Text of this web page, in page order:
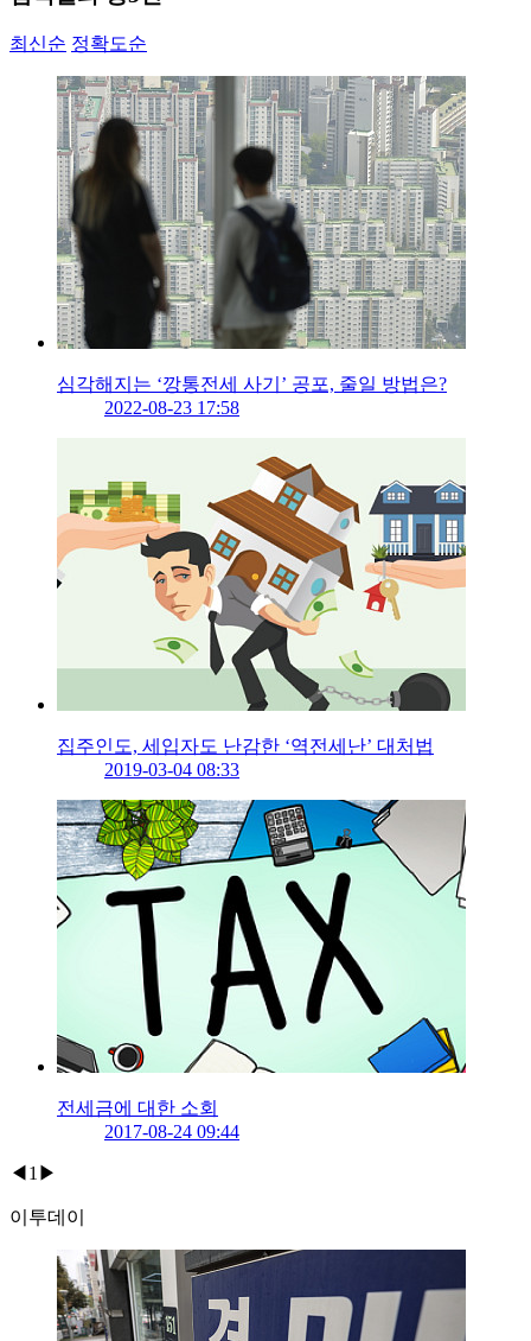
최신순 정확도순
심각해지는 ‘깡통전세 사기’ 공포, 줄일 방법은?
2022-08-23 17:58
집주인도, 세입자도 난감한 ‘역전세난’ 대처법
2019-03-04 08:33
전세금에 대한 소회
2017-08-24 09:44
◀ 1 ▶
이투데이